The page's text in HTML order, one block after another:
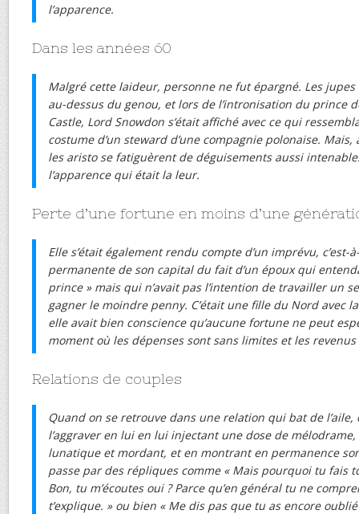
l’apparence.
Dans les années 60
Malgré cette laideur, personne ne fut épargné. Les
au-dessus du genou, et lors de l’intronisation du prince
Castle, Lord Snowdon s’était affiché avec ce qui
costume d’un steward d’une compagnie polonaise.
les aristo se fatiguèrent de déguisements aussi
l’apparence qui était la leur.
Perte d’une fortune en moins d’une
Elle s’était également rendu compte d’un imprévu, c’est-
permanente de son capital du fait d’un époux qui
prince » mais qui n’avait pas l’intention de travailler un
gagner le moindre penny. C’était une fille du Nord avec
elle avait bien conscience qu’aucune fortune ne peut
moment où les dépenses sont sans limites et les
Relations de couples
Quand on se retrouve dans une relation qui bat de l’aile,
l’aggraver en lui en lui injectant une dose de
lunatique et mordant, et en montrant en permanence
passe par des répliques comme « Mais pourquoi tu fais
Bon, tu m’écoutes oui ? Parce qu’en général tu ne
t’explique. » ou bien « Me dis pas que tu as encore oublié